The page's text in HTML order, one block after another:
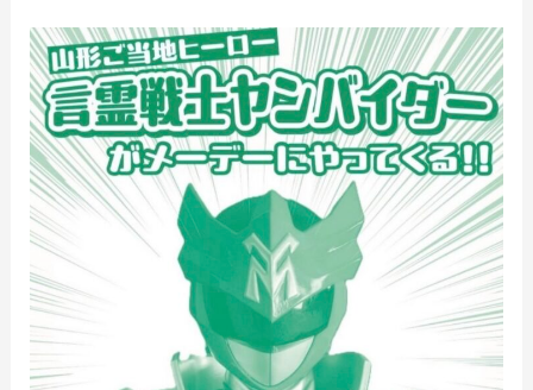
4/29
2026
山
形
県
中
央
メ
ー